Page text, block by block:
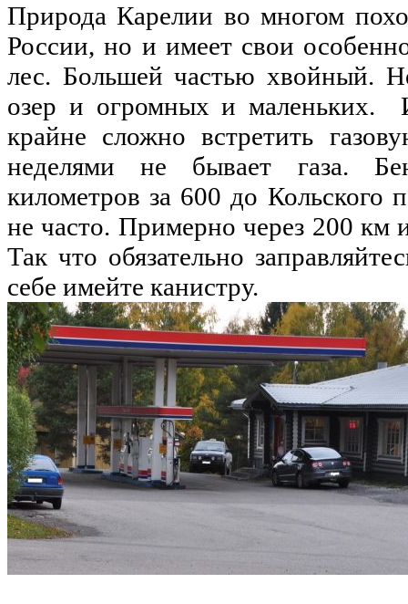
Природа Карелии во многом
России, но и имеет свои
лес. Большей частью хвойный.
озер и огромных и маленьких.
крайне сложно встретить
неделями не бывает газа.
километров за 600 до Кольского
не часто. Примерно через 200 км
Так что обязательно
себе имейте канистру.